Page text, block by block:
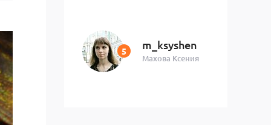
m_ksyshen
Махова Ксения